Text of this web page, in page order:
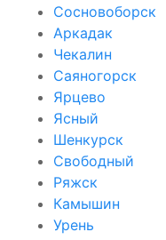
Сосновоборск
Аркадак
Чекалин
Саяногорск
Ярцево
Ясный
Шенкурск
Свободный
Ряжск
Камышин
Урень